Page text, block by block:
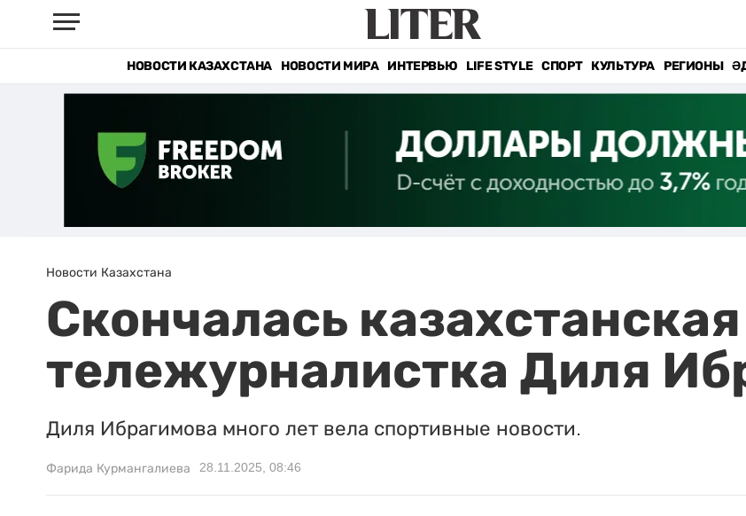
НОВОСТИ КАЗАХСТАНА НОВОСТИ МИРА ИНТЕРВЬЮ LIFE STYLE СПОРТ КУЛЬТУРА РЕГИОНЫ
Новости Казахстана
Скончалась казахстанская
тележурналистка Диля
Диля Ибрагимова много лет вела спортивные новости.
Фарида Курмангалиева 28.11.2025, 08:46